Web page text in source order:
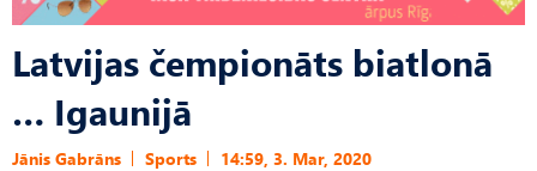
Latvijas čempionāts biatlonā
… Igaunijā
Jānis Gabrāns Sports 14:59, 3. Mar, 2020